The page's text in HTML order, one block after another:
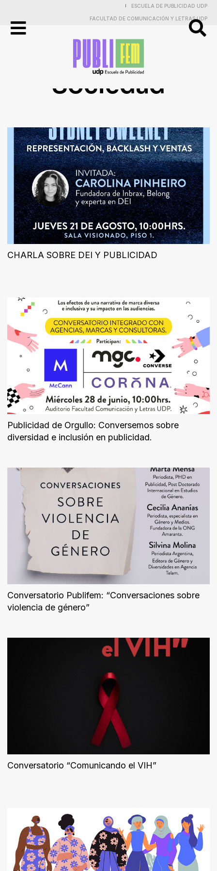
ESCUELA DE PUBLICIDAD UDP
FACULTAD DE COMUNICACIÓN Y LETRAS UDP
Publicidad
Práctica
y
Proyectos
Investigaciones
Entrevistas
Sociedad
Videos
Quiénes
somos
Contacto
Sociedad
CHARLA SOBRE DEI Y PUBLICIDAD
Publicidad de Orgullo: Conversemos sobre
diversidad e inclusión en publicidad.
Conversatorio Publifem: “Conversaciones sobre
violencia de género”
Conversatorio “Comunicando el VIH”